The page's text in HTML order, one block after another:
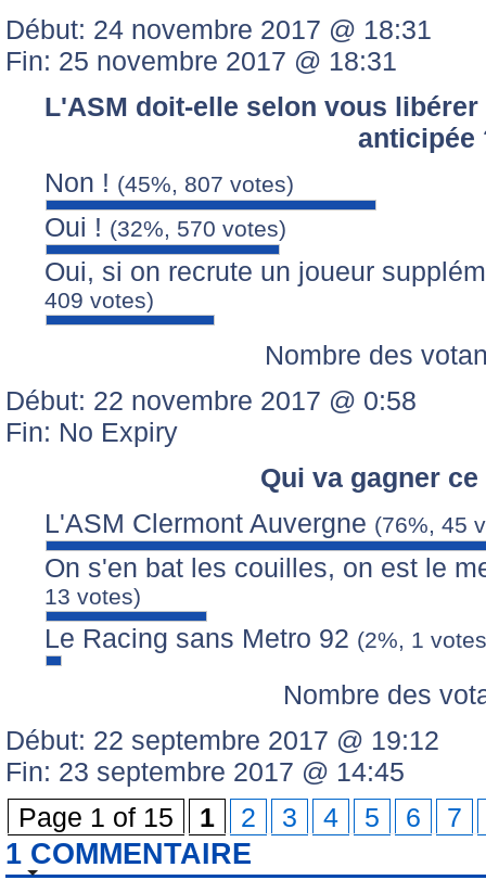
Début: 24 novembre 2017 @ 18:31
Fin: 25 novembre 2017 @ 18:31
L'ASM doit-elle selon vous
anticipée
Non ! (45%, 807 votes)
Oui ! (32%, 570 votes)
Oui, si on recrute un joueur
409 votes)
Nombre des
Début: 22 novembre 2017 @ 0:58
Fin: No Expiry
Qui va gagner
L'ASM Clermont Auvergne (76%, 45
On s'en bat les couilles, on est le
13 votes)
Le Racing sans Metro 92 (2%, 1
Nombre des
Début: 22 septembre 2017 @ 19:12
Fin: 23 septembre 2017 @ 14:45
Page 1 of 15
1 2 3 4 5 6 7
1 COMMENTAIRE